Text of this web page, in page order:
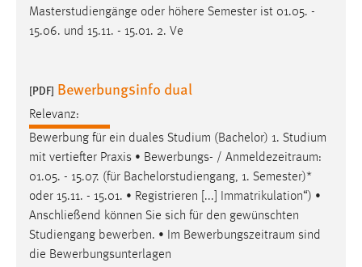
Masterstudiengänge oder höhere Semester ist 01.05. -
15.06. und 15.11. - 15.01. 2. Ve
[PDF] Bewerbungsinfo dual
Relevanz:
Bewerbung für ein duales Studium (Bachelor) 1. Studium
mit vertiefter Praxis • Bewerbungs- / Anmeldezeitraum:
01.05. - 15.07. (für Bachelorstudiengang, 1. Semester)*
oder 15.11. - 15.01. • Registrieren [...] Immatrikulation“) •
Anschließend können Sie sich für den gewünschten
Studiengang bewerben. • Im Bewerbungszeitraum sind
die Bewerbungsunterlagen